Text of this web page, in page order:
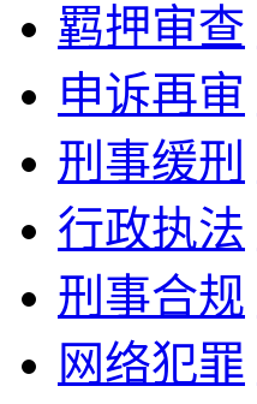
羁押审查
申诉再审
刑事缓刑
行政执法
刑事合规
网络犯罪